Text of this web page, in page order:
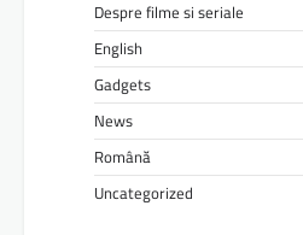
Despre filme si seriale
English
Gadgets
News
Română
Uncategorized